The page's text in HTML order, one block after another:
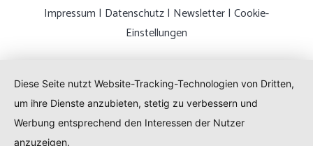
Impressum | Datenschutz| Newsletter| Cookie-
Einstellungen
Diese Seite nutzt Website-Tracking-Technologien von Dritten,
um ihre Dienste anzubieten, stetig zu verbessern und
Werbung entsprechend den Interessen der Nutzer
anzuzeigen.